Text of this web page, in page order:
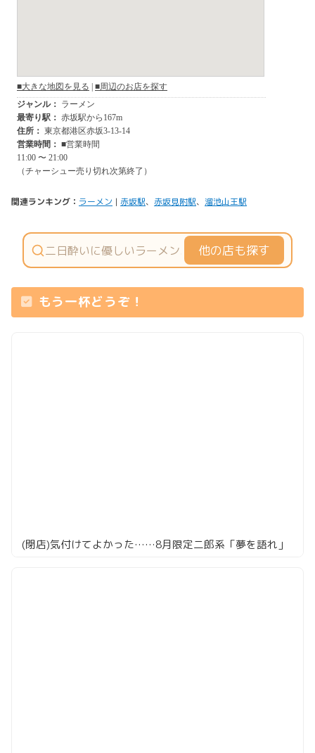
関連ランキング： ラーメン | 赤坂駅、 赤坂見附駅、 溜池山王駅
他の店も探す
もう一杯どうぞ！
(閉店)気付けてよかった……8月限定二郎系「夢を語れ」